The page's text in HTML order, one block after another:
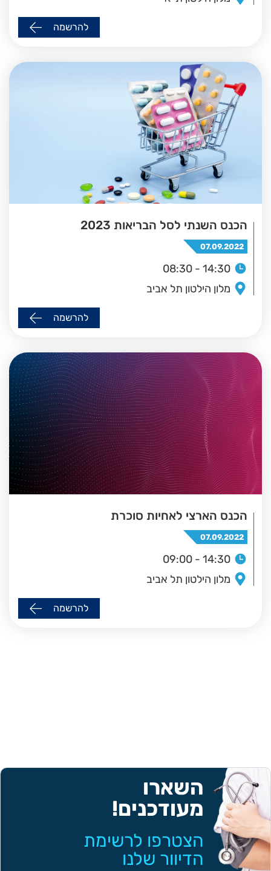
להרשמה
הכנס השנתי לסל הבריאות 2023
07.09.2022
08:30 - 14:30
מלון הילטון תל אביב
להרשמה
הכנס הארצי לאחיות סוכרת
07.09.2022
09:00 - 14:30
מלון הילטון תל אביב
להרשמה
השארו
מעודכנים!
הצטרפו לרשימת
הדיוור שלנו